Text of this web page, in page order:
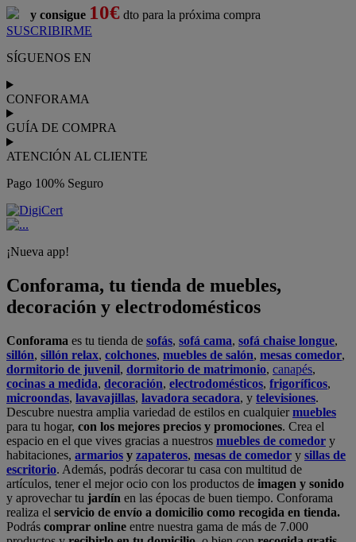
y consigue 10€ dto para la próxima compra
SUSCRIBIRME
SÍGUENOS EN
CONFORAMA
GUÍA DE COMPRA
ATENCIÓN AL CLIENTE
Pago 100% Seguro
¡Nueva app!
Conforama, tu tienda de muebles,
decoración y electrodomésticos
Conforama es tu tienda de sofás, sofá cama, sofá chaise longue,
sillón, sillón relax, colchones, muebles de salón, mesas comedor,
dormitorio de juvenil, dormitorio de matrimonio, canapés,
cocinas a medida, decoración, electrodomésticos, frigoríficos,
microondas, lavavajillas, lavadora secadora, y televisiones.
Descubre nuestra amplia variedad de estilos en cualquiermuebles
para tu hogar, con los mejores precios y promociones. Crea el
espacio en el que vives gracias a nuestros muebles de comedor y
habitaciones, armarios y zapateros, mesas de comedor y sillas de
escritorio. Además, podrás decorar tu casa con multitud de
artículos, tener el mejor ocio con los productos de imagen y sonido
y aprovechar tu jardín en las épocas de buen tiempo. Conforama
realiza el servicio de envío a domicilio como recogida en tienda.
Podrás comprar online entre nuestra gama de más de 7.000